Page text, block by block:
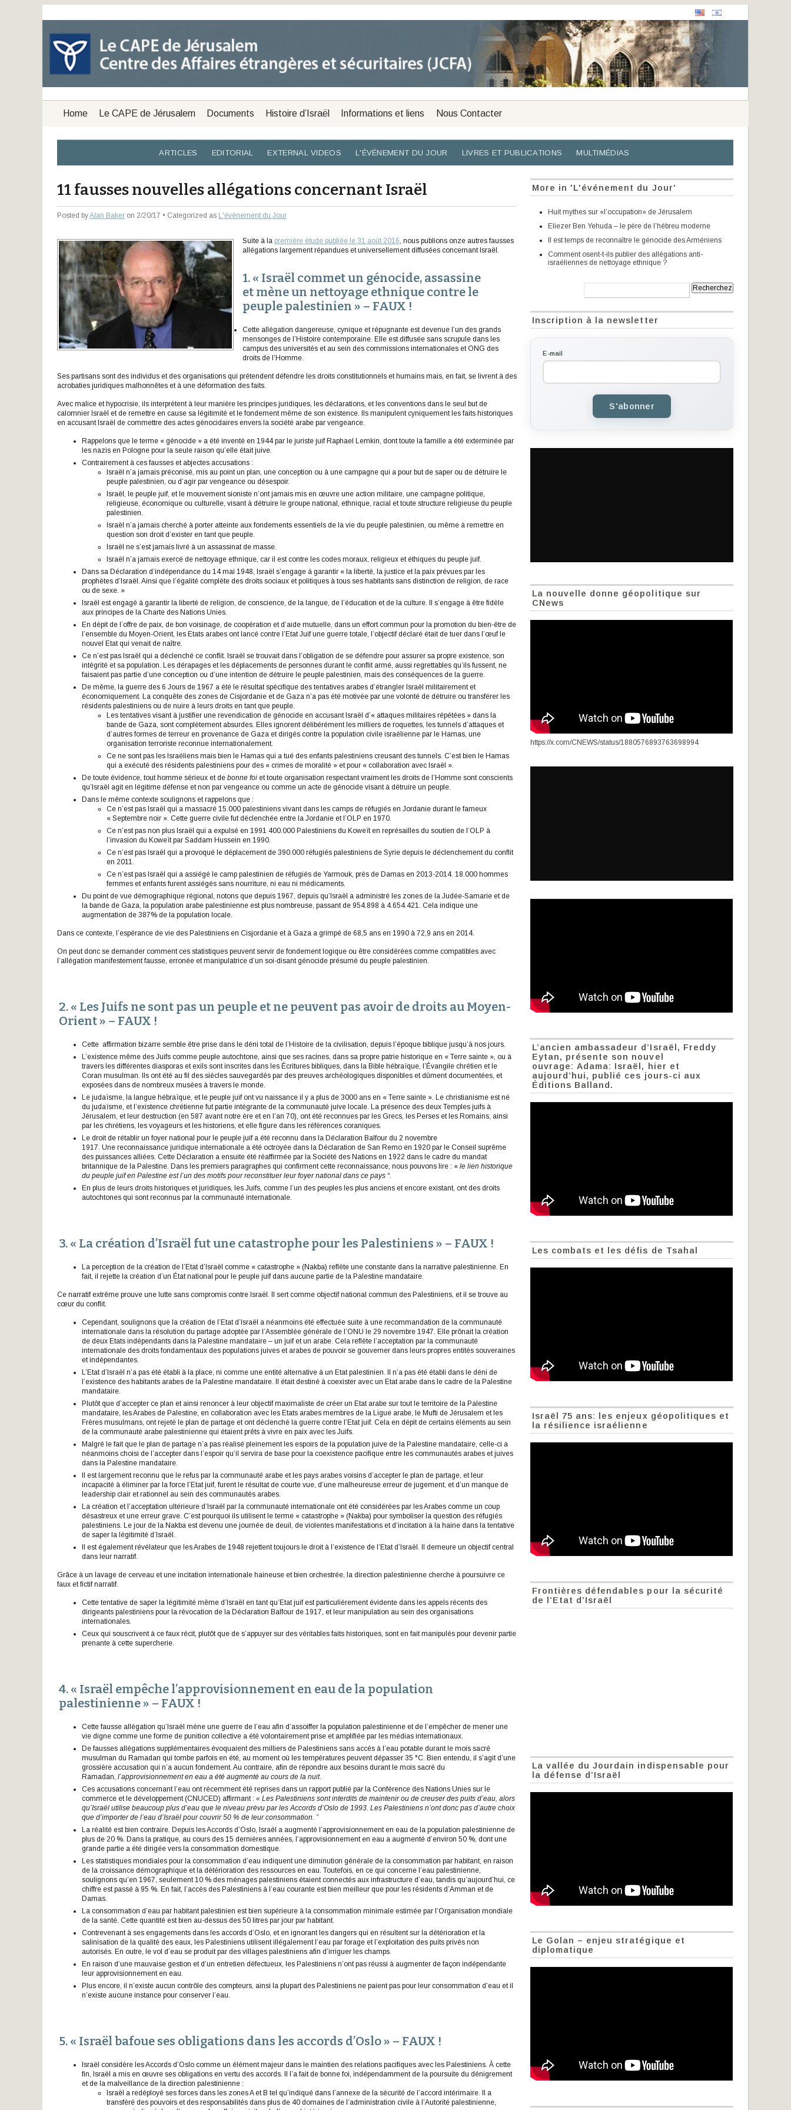
Home Le CAPE de Jérusalem Documents Histoire d’Israël Informations et liens Nous Contacter
ARTICLES EDITORIAL EXTERNAL VIDEOS L'ÉVÉNEMENT DU JOUR LIVRES ET PUBLICATIONS MULTIMÉDIAS
11 fausses nouvelles allégations concernant Israël
Posted byAlan Baker on 2/20/17 • Categorized as L'événement du Jour
Suite à la première étude publiée le 31 août 2016, nous publions onze autres fausses
allégations largement répandues et universellement diffusées concernant Israël.
1. « Israël commet un génocide, assassine
et mène un nettoyage ethnique contre le
peuple palestinien » – FAUX !
Cette allégation dangereuse, cynique et répugnante est devenue l’un des grands
mensonges de l’Histoire contemporaine. Elle est diffusée sans scrupule dans les
campus des universités et au sein des commissions internationales et ONG des
droits de l’Homme.
Ses partisans sont des individus et des organisations qui prétendent défendre les droits constitutionnels et humains mais, en fait, se livrent à des
acrobaties juridiques malhonnêtes et à une déformation des faits.
Avec malice et hypocrisie, ils interprètent à leur manière les principes juridiques, les déclarations, et les conventions dans le seul but de
calomnier Israël et de remettre en cause sa légitimité et le fondement même de son existence. Ils manipulent cyniquement les faits historiques
en accusant Israël de commettre des actes génocidaires envers la société arabe par vengeance.
Rappelons que le terme « génocide » a été inventé en 1944 par le juriste juif Raphael Lemkin, dont toute la famille a été exterminée par
les nazis en Pologne pour la seule raison qu’elle était juive.
Contrairement à ces fausses et abjectes accusations :
Israël n’a jamais préconisé, mis au point un plan, une conception ou à une campagne qui a pour but de saper ou de détruire le
peuple palestinien, ou d’agir par vengeance ou désespoir.
Israël, le peuple juif, et le mouvement sioniste n’ont jamais mis en œuvre une action militaire, une campagne politique,
religieuse, économique ou culturelle, visant à détruire le groupe national, ethnique, racial et toute structure religieuse du peuple
palestinien.
Israël n’a jamais cherché à porter atteinte aux fondements essentiels de la vie du peuple palestinien, ou même à remettre en
question son droit d’exister en tant que peuple.
Israël ne s’est jamais livré à un assassinat de masse.
Israël n’a jamais exercé de nettoyage ethnique, car il est contre les codes moraux, religieux et éthiques du peuple juif.
Dans sa Déclaration d’indépendance du 14 mai 1948, Israël s’engage à garantir « la liberté, la justice et la paix prévues par les
prophètes d’Israël. Ainsi que l’égalité complète des droits sociaux et politiques à tous ses habitants sans distinction de religion, de race
ou de sexe. »
Israël est engagé à garantir la liberté de religion, de conscience, de la langue, de l’éducation et de la culture. Il s’engage à être fidèle
aux principes de la Charte des Nations Unies.
En dépit de l’offre de paix, de bon voisinage, de coopération et d’aide mutuelle, dans un effort commun pour la promotion du bien-être de
l’ensemble du Moyen-Orient, les Etats arabes ont lancé contre l’Etat Juif une guerre totale, l’objectif déclaré était de tuer dans l’œuf le
nouvel Etat qui venait de naître.
Ce n’est pas Israël qui a déclenché ce conflit. Israël se trouvait dans l’obligation de se défendre pour assurer sa propre existence, son
intégrité et sa population. Les dérapages et les déplacements de personnes durant le conflit armé, aussi regrettables qu’ils fussent, ne
faisaient pas partie d’une conception ou d’une intention de détruire le peuple palestinien, mais des conséquences de la guerre.
De même, la guerre des 6 Jours de 1967 a été le résultat spécifique des tentatives arabes d’étrangler Israël militairement et
économiquement. La conquête des zones de Cisjordanie et de Gaza n’a pas été motivée par une volonté de détruire ou transférer les
résidents palestiniens ou de nuire à leurs droits en tant que peuple.
Les tentatives visant à justifier une revendication de génocide en accusant Israël d’« attaques militaires répétées » dans la
bande de Gaza, sont complètement absurdes. Elles ignorent délibérément les milliers de roquettes, les tunnels d’attaques et
d’autres formes de terreur en provenance de Gaza et dirigés contre la population civile israélienne par le Hamas, une
organisation terroriste reconnue internationalement.
Ce ne sont pas les Israéliens mais bien le Hamas qui a tué des enfants palestiniens creusant des tunnels. C’est bien le Hamas
qui a exécuté des résidents palestiniens pour des « crimes de moralité » et pour « collaboration avec Israël ».
De toute évidence, tout homme sérieux et de bonne foi et toute organisation respectant vraiment les droits de l’Homme sont conscients
qu’Israël agit en légitime défense et non par vengeance ou comme un acte de génocide visant à détruire un peuple.
Dans le même contexte soulignons et rappelons que :
Ce n’est pas Israël qui a massacré 15.000 palestiniens vivant dans les camps de réfugiés en Jordanie durant le fameux
« Septembre noir ». Cette guerre civile fut déclenchée entre la Jordanie et l’OLP en 1970.
Ce n’est pas non plus Israël qui a expulsé en 1991 400.000 Palestiniens du Koweït en représailles du soutien de l’OLP à
l’invasion du Koweït par Saddam Hussein en 1990.
Ce n’est pas Israël qui a provoqué le déplacement de 390.000 réfugiés palestiniens de Syrie depuis le déclenchement du conflit
en 2011.
Ce n’est pas Israël qui a assiégé le camp palestinien de réfugiés de Yarmouk, près de Damas en 2013-2014. 18.000 hommes
femmes et enfants furent assiégés sans nourriture, ni eau ni médicaments.
Du point de vue démographique régional, notons que depuis 1967, depuis qu’Israël a administré les zones de la Judée-Samarie et de
la bande de Gaza, la population arabe palestinienne est plus nombreuse, passant de 954.898 à 4.654.421. Cela indique une
augmentation de 387% de la population locale.
Dans ce contexte, l’espérance de vie des Palestiniens en Cisjordanie et à Gaza a grimpé de 68,5 ans en 1990 à 72,9 ans en 2014.
On peut donc se demander comment ces statistiques peuvent servir de fondement logique ou être considérées comme compatibles avec
l’allégation manifestement fausse, erronée et manipulatrice d’un soi-disant génocide présumé du peuple palestinien.
2. « Les Juifs ne sont pas un peuple et ne peuvent pas avoir de droits au Moyen-
Orient » – FAUX !
Cette affirmation bizarre semble être prise dans le déni total de l’Histoire de la civilisation, depuis l’époque biblique jusqu’à nos jours.
L’existence même des Juifs comme peuple autochtone, ainsi que ses racines, dans sa propre patrie historique en « Terre sainte », ou à
travers les différentes diasporas et exils sont inscrites dans les Écritures bibliques, dans la Bible hébraïque, l’Évangile chrétien et le
Coran musulman. Ils ont été au fil des siècles sauvegardés par des preuves archéologiques disponibles et dûment documentées, et
exposées dans de nombreux musées à travers le monde.
Le judaïsme, la langue hébraïque, et le peuple juif ont vu naissance il y a plus de 3000 ans en « Terre sainte ». Le christianisme est né
du judaïsme, et l’existence chrétienne fut partie intégrante de la communauté juive locale. La présence des deux Temples juifs à
Jérusalem, et leur destruction (en 587 avant notre ère et en l’an 70), ont été reconnues par les Grecs, les Perses et les Romains, ainsi
par les chrétiens, les voyageurs et les historiens, et elle figure dans les références coraniques.
Le droit de rétablir un foyer national pour le peuple juif a été reconnu dans la Déclaration Balfour du 2 novembre
1917. Une reconnaissance juridique internationale a été octroyée dans la Déclaration de San Remo en 1920 par le Conseil suprême
des puissances alliées. Cette Déclaration a ensuite été réaffirmée par la Société des Nations en 1922 dans le cadre du mandat
britannique de la Palestine. Dans les premiers paragraphes qui confirment cette reconnaissance, nous pouvons lire : « le lien historique
du peuple juif en Palestine est l’un des motifs pour reconstituer leur foyer national dans ce pays “.
En plus de leurs droits historiques et juridiques, les Juifs, comme l’un des peuples les plus anciens et encore existant, ont des droits
autochtones qui sont reconnus par la communauté internationale.
3. « La création d’Israël fut une catastrophe pour les Palestiniens » – FAUX !
La perception de la création de l’Etat d’Israël comme « catastrophe » (Nakba) reflète une constante dans la narrative palestinienne. En
fait, il rejette la création d’un État national pour le peuple juif dans aucune partie de la Palestine mandataire.
Ce narratif extrême prouve une lutte sans compromis contre Israël. Il sert comme objectif national commun des Palestiniens, et il se trouve au
cœur du conflit.
Cependant, soulignons que la création de l’Etat d’Israël a néanmoins été effectuée suite à une recommandation de la communauté
internationale dans la résolution du partage adoptée par l’Assemblée générale de l’ONU le 29 novembre 1947. Elle prônait la création
de deux Etats indépendants dans la Palestine mandataire – un juif et un arabe. Cela reflète l’acceptation par la communauté
internationale des droits fondamentaux des populations juives et arabes de pouvoir se gouverner dans leurs propres entités souveraines
et indépendantes.
L’Etat d’Israël n’a pas été établi à la place, ni comme une entité alternative à un Etat palestinien. Il n’a pas été établi dans le déni de
l’existence des habitants arabes de la Palestine mandataire. Il était destiné à coexister avec un Etat arabe dans le cadre de la Palestine
mandataire.
Plutôt que d’accepter ce plan et ainsi renoncer à leur objectif maximaliste de créer un Etat arabe sur tout le territoire de la Palestine
mandataire, les Arabes de Palestine, en collaboration avec les Etats arabes membres de la Ligue arabe, le Mufti de Jérusalem et les
Frères musulmans, ont rejeté le plan de partage et ont déclenché la guerre contre l’Etat juif. Cela en dépit de certains éléments au sein
de la communauté arabe palestinienne qui étaient prêts à vivre en paix avec les Juifs.
Malgré le fait que le plan de partage n’a pas réalisé pleinement les espoirs de la population juive de la Palestine mandataire, celle-ci a
néanmoins choisi de l’accepter dans l’espoir qu’il servira de base pour la coexistence pacifique entre les communautés arabes et juives
dans la Palestine mandataire.
Il est largement reconnu que le refus par la communauté arabe et les pays arabes voisins d’accepter le plan de partage, et leur
incapacité à éliminer par la force l’Etat juif, furent le résultat de courte vue, d’une malheureuse erreur de jugement, et d’un manque de
leadership clair et rationnel au sein des communautés arabes.
La création et l’acceptation ultérieure d’Israël par la communauté internationale ont été considérées par les Arabes comme un coup
désastreux et une erreur grave. C’est pourquoi ils utilisent le terme « catastrophe » (Nakba) pour symboliser la question des réfugiés
palestiniens. Le jour de la Nakba est devenu une journée de deuil, de violentes manifestations et d’incitation à la haine dans la tentative
de saper la légitimité d’Israël.
Il est également révélateur que les Arabes de 1948 rejettent toujours le droit à l’existence de l’Etat d’Israël. Il demeure un objectif central
dans leur narratif.
Grâce à un lavage de cerveau et une incitation internationale haineuse et bien orchestrée, la direction palestinienne cherche à poursuivre ce
faux et fictif narratif.
Cette tentative de saper la légitimité même d’Israël en tant qu’Etat juif est particulièrement évidente dans les appels récents des
dirigeants palestiniens pour la révocation de la Déclaration Balfour de 1917, et leur manipulation au sein des organisations
internationales.
Ceux qui souscrivent à ce faux récit, plutôt que de s’appuyer sur des véritables faits historiques, sont en fait manipulés pour devenir partie
prenante à cette supercherie.
4. « Israël empêche l’approvisionnement en eau de la population
palestinienne » – FAUX !
Cette fausse allégation qu’Israël mène une guerre de l’eau afin d’assoiffer la population palestinienne et de l’empêcher de mener une
vie digne comme une forme de punition collective a été volontairement prise et amplifiée par les médias internationaux.
De fausses allégations supplémentaires évoquaient des milliers de Palestiniens sans accès à l’eau potable durant le mois sacré
musulman du Ramadan qui tombe parfois en été, au moment où les températures peuvent dépasser 35 °C. Bien entendu, il s’agit d’une
grossière accusation qui n’a aucun fondement. Au contraire, afin de répondre aux besoins durant le mois sacré du
Ramadan, l’approvisionnement en eau a été augmenté au cours de la nuit.
Ces accusations concernant l’eau ont récemment été reprises dans un rapport publié par la Conférence des Nations Unies sur le
commerce et le développement (CNUCED) affirmant : « Les Palestiniens sont interdits de maintenir ou de creuser des puits d’eau, alors
qu’Israël utilise beaucoup plus d’eau que le niveau prévu par les Accords d’Oslo de 1993. Les Palestiniens n’ont donc pas d’autre choix
que d’importer de l’eau d’Israël pour couvrir 50 % de leur consommation. ”
La réalité est bien contraire. Depuis les Accords d’Oslo, Israël a augmenté l’approvisionnement en eau de la population palestinienne de
plus de 20 %. Dans la pratique, au cours des 15 dernières années, l’approvisionnement en eau a augmenté d’environ 50 %, dont une
grande partie a été dirigée vers la consommation domestique.
Les statistiques mondiales pour la consommation d’eau indiquent une diminution générale de la consommation par habitant, en raison
de la croissance démographique et la détérioration des ressources en eau. Toutefois, en ce qui concerne l’eau palestinienne,
soulignons qu’en 1967, seulement 10 % des ménages palestiniens étaient connectés aux infrastructure d’eau, tandis qu’aujourd’hui, ce
chiffre est passé à 95 %. En fait, l’accès des Palestiniens à l’eau courante est bien meilleur que pour les résidents d’Amman et de
Damas.
La consommation d’eau par habitant palestinien est bien supérieure à la consommation minimale estimée par l’Organisation mondiale
de la santé. Cette quantité est bien au-dessus des 50 litres par jour par habitant.
Contrevenant à ses engagements dans les accords d’Oslo, et en ignorant les dangers qui en résultent sur la détérioration et la
salinisation de la qualité des eaux, les Palestiniens utilisent illégalement l’eau par forage et l’exploitation des puits privés non
autorisés. En outre, le vol d’eau se produit par des villages palestiniens afin d’irriguer les champs.
En raison d’une mauvaise gestion et d’un entretien défectueux, les Palestiniens n’ont pas réussi à augmenter de façon indépendante
leur approvisionnement en eau.
Plus encore, il n’existe aucun contrôle des compteurs, ainsi la plupart des Palestiniens ne paient pas pour leur consommation d’eau et il
n’existe aucune instance pour conserver l’eau.
5. « Israël bafoue ses obligations dans les accords d’Oslo » – FAUX !
Israël considère les Accords d’Oslo comme un élément majeur dans le maintien des relations pacifiques avec les Palestiniens. À cette
fin, Israël a mis en œuvre ses obligations en vertu des accords. Il l’a fait de bonne foi, indépendamment de la poursuite du dénigrement
et de la malveillance de la direction palestinienne :
Israël a redéployé ses forces dans les zones A et B tel qu’indiqué dans l’annexe de la sécurité de l’accord intérimaire. Il a
transféré des pouvoirs et des responsabilités dans plus de 40 domaines de l’administration civile à l’Autorité palestinienne,
More in 'L'événement du Jour'
Huit mythes sur «l’occupation» de Jérusalem
Eliezer Ben Yehuda – le père de l’hébreu moderne
Il est temps de reconnaître le génocide des Arméniens
Comment osent-t-ils publier des allégations anti-
israéliennes de nettoyage ethnique ?
Inscription à la newsletter
E-mail
S'abonner
La nouvelle donne géopolitique sur
CNews
https://x.com/CNEWS/status/1880576893763698994
L’ancien ambassadeur d’Israël, Freddy
Eytan, présente son nouvel
ouvrage: Adama: Israël, hier et
aujourd’hui, publié ces jours-ci aux
Éditions Balland.
Les combats et les défis de Tsahal
Israël 75 ans: les enjeux géopolitiques et
la résilience israélienne
Frontières défendables pour la sécurité
de l’Etat d’Israël
La vallée du Jourdain indispensable pour
la défense d’Israël
Le Golan – enjeu stratégique et
diplomatique